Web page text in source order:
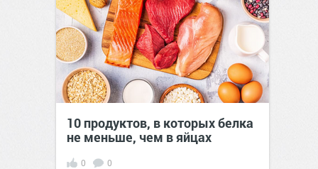
10 продуктов, в которых белка
не меньше, чем в яйцах
0 0